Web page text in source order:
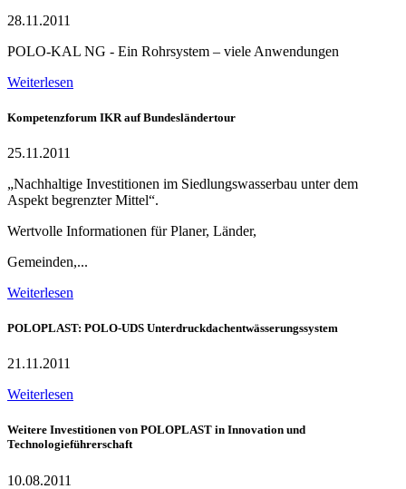
28.11.2011
POLO-KAL NG - Ein Rohrsystem – viele Anwendungen
Weiterlesen
Kompetenzforum IKR auf Bundesländertour
25.11.2011
„Nachhaltige Investitionen im Siedlungswasserbau unter dem
Aspekt begrenzter Mittel“.
Wertvolle Informationen für Planer, Länder,
Gemeinden,...
Weiterlesen
POLOPLAST: POLO-UDS Unterdruckdachentwässerungssystem
21.11.2011
Weiterlesen
Weitere Investitionen von POLOPLAST in Innovation und
Technologieführerschaft
10.08.2011